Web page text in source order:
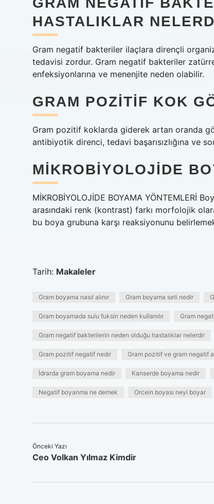
HASTALIKLAR
Gram negatif bakteriler ilaçlara dirençli
tedavisi zordur. Gram negatif bakteriler
enfeksiyonlarına ve menenjite neden olabilir.
GRAM POZITIF KOK
Gram pozitif koklarda giderek artan oranda
antibiyotik direnci, tedavi başarısızlığına ve
MIKROBIYOLOJIDE
MİKROBİYOLOJİDE BOYAMA YÖNTEMLERİ
arasındaki renk (kontrast) farkı morfolojik
bu boya grubuna karşı reaksiyonunu
Tarih: Makaleler
Gram boyama nasıl alınır Gram boyama seti nedir
Gram boyamada sulu fuksin neden kullanılır Gram
Gram negatif bakterilerin neden olduğu hastalıklar nelerdir
Gram pozitif negatif nedir Gram pozitif ve gram negatif
İdrarda gram boyama nedir Kanserde boyama nedir
Negatif boyanma ne demek Orcein boyası neyi boyar
Önceki Yazı
Ceo Volkan Yılmaz Kimdir